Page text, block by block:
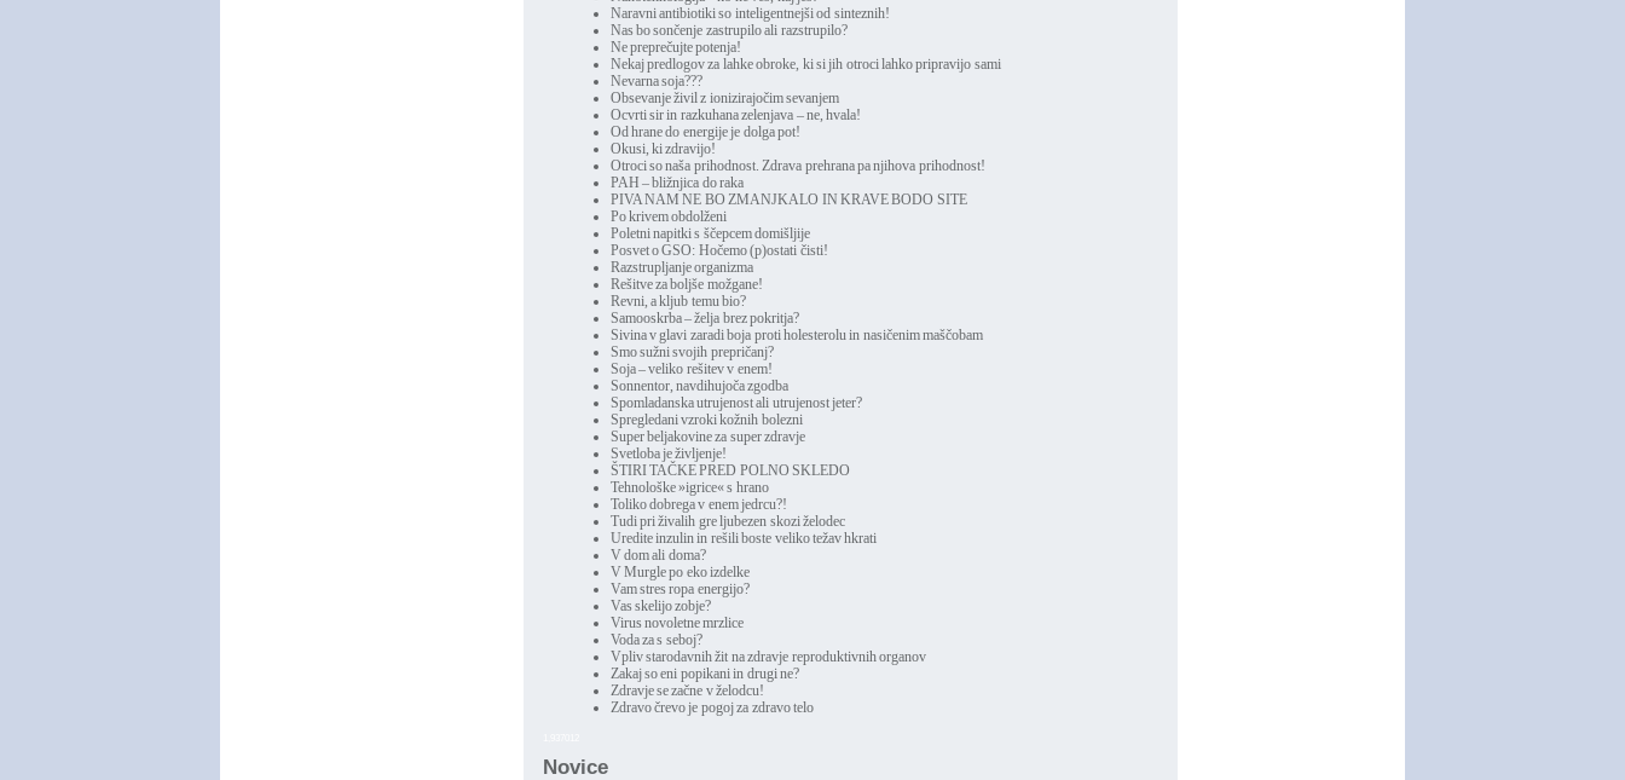
Naravni antibiotiki so inteligentnejši od sinteznih!
Nas bo sončenje zastrupilo ali razstrupilo?
Ne preprečujte potenja!
Nekaj predlogov za lahke obroke, ki si jih otroci lahko pripravijo sami
Nevarna soja???
Obsevanje živil z ionizirajočim sevanjem
Ocvrti sir in razkuhana zelenjava – ne, hvala!
Od hrane do energije je dolga pot!
Okusi, ki zdravijo!
Otroci so naša prihodnost. Zdrava prehrana pa njihova prihodnost!
PAH – bližnjica do raka
PIVA NAM NE BO ZMANJKALO IN KRAVE BODO SITE
Po krivem obdolženi
Poletni napitki s ščepcem domišljije
Posvet o GSO: Hočemo (p)ostati čisti!
Razstrupljanje organizma
Rešitve za boljše možgane!
Revni, a kljub temu bio?
Samooskrba – želja brez pokritja?
Sivina v glavi zaradi boja proti holesterolu in nasičenim maščobam
Smo sužni svojih prepričanj?
Soja – veliko rešitev v enem!
Sonnentor, navdihujoča zgodba
Spomladanska utrujenost ali utrujenost jeter?
Spregledani vzroki kožnih bolezni
Super beljakovine za super zdravje
Svetloba je življenje!
ŠTIRI TAČKE PRED POLNO SKLEDO
Tehnološke »igrice« s hrano
Toliko dobrega v enem jedrcu?!
Tudi pri živalih gre ljubezen skozi želodec
Uredite inzulin in rešili boste veliko težav hkrati
V dom ali doma?
V Murgle po eko izdelke
Vam stres ropa energijo?
Vas skelijo zobje?
Virus novoletne mrzlice
Voda za s seboj?
Vpliv starodavnih žit na zdravje reproduktivnih organov
Zakaj so eni popikani in drugi ne?
Zdravje se začne v želodcu!
Zdravo črevo je pogoj za zdravo telo
Novice